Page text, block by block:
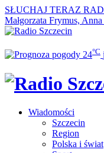
SŁUCHAJ TERAZ
Małgorzata Frymus,
24°C
Wiadomości
Szczecin
Region
Polska i świat